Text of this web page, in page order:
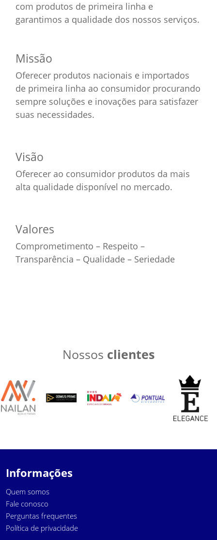
com produtos de primeira linha e
garantimos a qualidade dos nossos serviços.
Missão
Oferecer produtos nacionais e importados
de primeira linha ao consumidor procurando
sempre soluções e inovações para satisfazer
suas necessidades.
Visão
Oferecer ao consumidor produtos da mais
alta qualidade disponível no mercado.
Valores
Comprometimento – Respeito –
Transparência – Qualidade – Seriedade
Nossos clientes
Informações
Quem somos
Fale conosco
Perguntas frequentes
Política de privacidade